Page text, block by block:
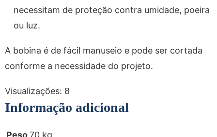
necessitam de proteção contra umidade, poeira
ou luz.
A bobina é de fácil manuseio e pode ser cortada
conforme a necessidade do projeto.
Visualizações: 8
Informação adicional
Peso70 kg